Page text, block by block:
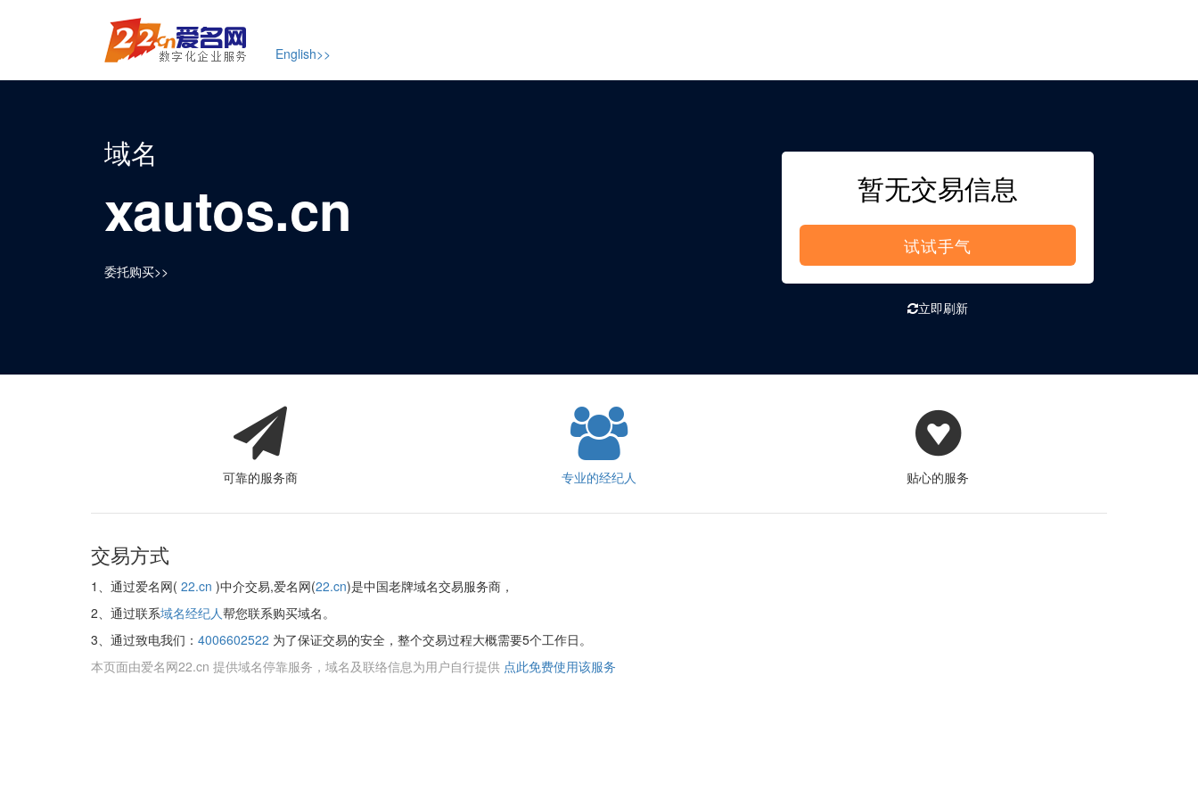
English>>
域名
xautos.cn
委托购买>>
暂无交易信息
试试手气
立即刷新
可靠的服务商 专业的经纪人 贴心的服务
交易方式
1、通过爱名网( 22.cn )中介交易,爱名网(22.cn)是中国老牌域名交易服务商，
2、通过联系域名经纪人帮您联系购买域名。
3、通过致电我们： 4006602522 为了保证交易的安全，整个交易过程大概需要5个工作日。
本页面由爱名网22.cn 提供域名停靠服务，域名及联络信息为用户自行提供 点此免费使用该服务